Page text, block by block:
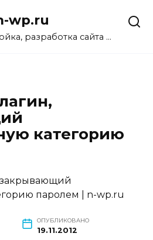
wp.ru
разработка сайта …
категорию
ОПУБЛИКОВАНО
19.11.2012